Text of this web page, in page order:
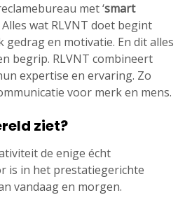
met ‘smart
Alles wat RLVNT doet begint
gedrag en motivatie. En dit alles
begrip. RLVNT combineert
expertise en ervaring. Zo
voor merk en mens.
ziet?
de enige écht
is in het prestatiegerichte
vandaag en morgen.